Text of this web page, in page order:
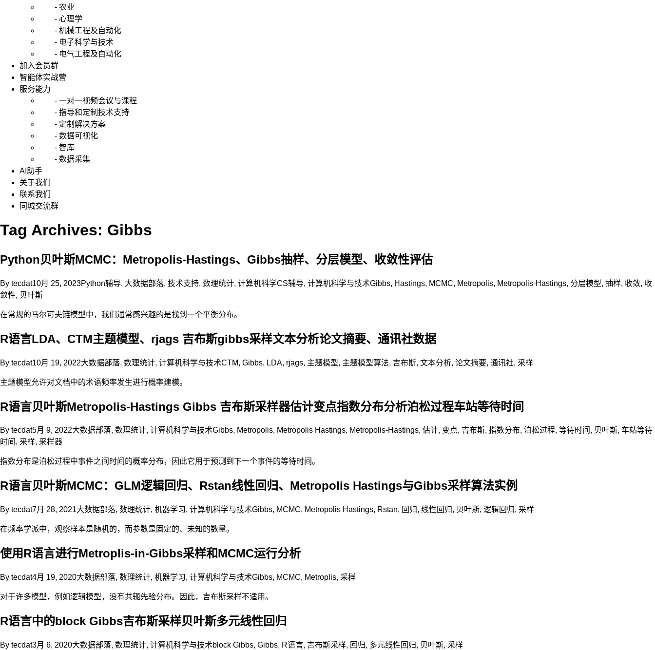
- 农业
- 心理学
- 机械工程及自动化
- 电子科学与技术
- 电气工程及自动化
加入会员群
智能体实战营
服务能力
- 一对一视频会议与课程
- 指导和定制技术支持
- 定制解决方案
- 数据可视化
- 智库
- 数据采集
AI助手
关于我们
联系我们
同城交流群
Tag Archives: Gibbs
Python贝叶斯MCMC：Metropolis-Hastings、Gibbs抽样、分层模型、收敛性评估
By tecdat10月 25, 2023Python辅导, 大数据部落, 技术支持, 数理统计, 计算机科学CS辅导, 计算机科学与技术Gibbs, Hastings, MCMC, Metropolis, Metropolis-Hastings, 分层模型, 抽样, 收敛, 收
敛性, 贝叶斯
在常规的马尔可夫链模型中，我们通常感兴趣的是找到一个平衡分布。
R语言LDA、CTM主题模型、rjags 吉布斯gibbs采样文本分析论文摘要、通讯社数据
By tecdat10月 19, 2022大数据部落, 数理统计, 计算机科学与技术CTM, Gibbs, LDA, rjags, 主题模型, 主题模型算法, 吉布斯, 文本分析, 论文摘要, 通讯社, 采样
主题模型允许对文档中的术语频率发生进行概率建模。
R语言贝叶斯Metropolis-Hastings Gibbs 吉布斯采样器估计变点指数分布分析泊松过程车站等待时间
By tecdat5月 9, 2022大数据部落, 数理统计, 计算机科学与技术Gibbs, Metropolis, Metropolis Hastings, Metropolis-Hastings, 估计, 变点, 吉布斯, 指数分布, 泊松过程, 等待时间 , 贝叶斯, 车站等待
时间 , 采样, 采样器
指数分布是泊松过程中事件之间时间的概率分布，因此它用于预测到下一个事件的等待时间。
R语言贝叶斯MCMC：GLM逻辑回归、Rstan线性回归、Metropolis Hastings与Gibbs采样算法实例
By tecdat7月 28, 2021大数据部落, 数理统计, 机器学习, 计算机科学与技术Gibbs, MCMC, Metropolis Hastings, Rstan, 回归, 线性回归, 贝叶斯, 逻辑回归, 采样
在频率学派中，观察样本是随机的，而参数是固定的、未知的数量。
使用R语言进行Metroplis-in-Gibbs采样和MCMC运行分析
By tecdat4月 19, 2020大数据部落, 数理统计, 机器学习, 计算机科学与技术Gibbs, MCMC, Metroplis, 采样
对于许多模型，例如逻辑模型，没有共轭先验分布。因此，吉布斯采样不适用。
R语言中的block Gibbs吉布斯采样贝叶斯多元线性回归
By tecdat3月 6, 2020大数据部落, 数理统计, 计算机科学与技术block Gibbs, Gibbs, R语言, 吉布斯采样, 回归, 多元线性回归, 贝叶斯, 采样